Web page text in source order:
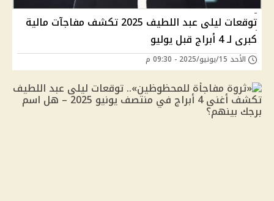
توقعات ليلى عبد اللطيف 2025 تكشف مفاجآت مالية
كبرى لـ 4 أبراج قبل يوليو
الأحد 15/يونيو/2025 - 09:30 م